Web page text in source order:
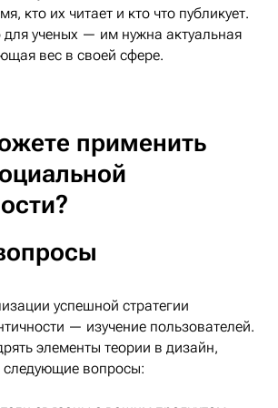
кто их читает и кто что публикует.
ученых — им нужна актуальная
вес в своей сфере.
применить
успешной стратегии
— изучение пользователей.
элементы теории в дизайн,
следующие вопросы: